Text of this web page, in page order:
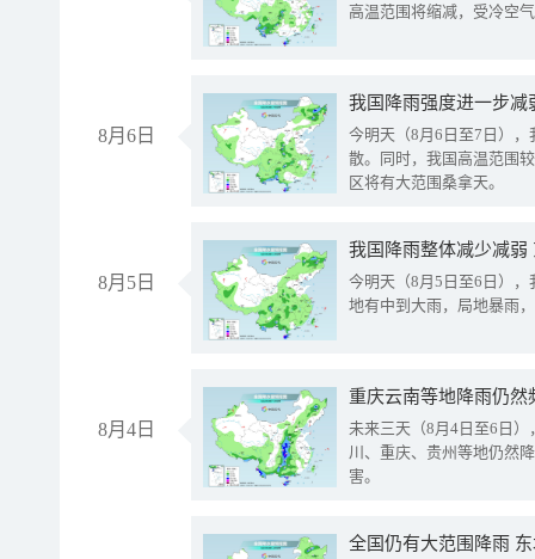
高温范围将缩减，受冷空
8月6日
今明天（8月6日至7日）
散。同时，我国高温范围
区将有大范围桑拿天。
8月5日
我国降雨整体减少减弱
今明天（8月5日至6日）
地有中到大雨，局地暴雨
8月4日
重庆云南等地降雨仍然
未来三天（8月4日至6日
川、重庆、贵州等地仍然
害。
全国仍有大范围降雨